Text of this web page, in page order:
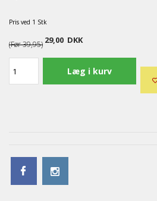
Pris ved 1 Stk
(Før39,95) 29,00 DKK